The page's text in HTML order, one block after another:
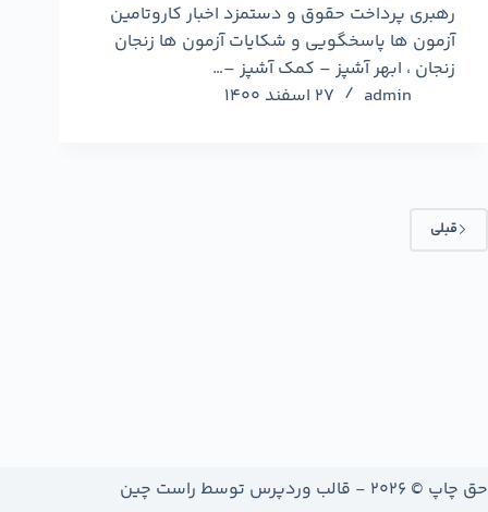
رهبری پرداخت حقوق و دستمزد اخبار کاروتامین
آزمون ها پاسخگویی و شکایات آزمون ها زنجان
زنجان ، ابهر آشپز – کمک آشپز –…
admin
27 اسفند 1400
قبلی
حق چاپ © 2026 - قالب وردپرس توسط راست چین